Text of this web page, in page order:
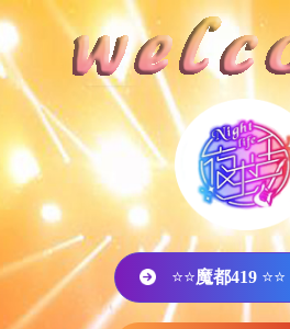
⭐⭐魔都419 ⭐⭐